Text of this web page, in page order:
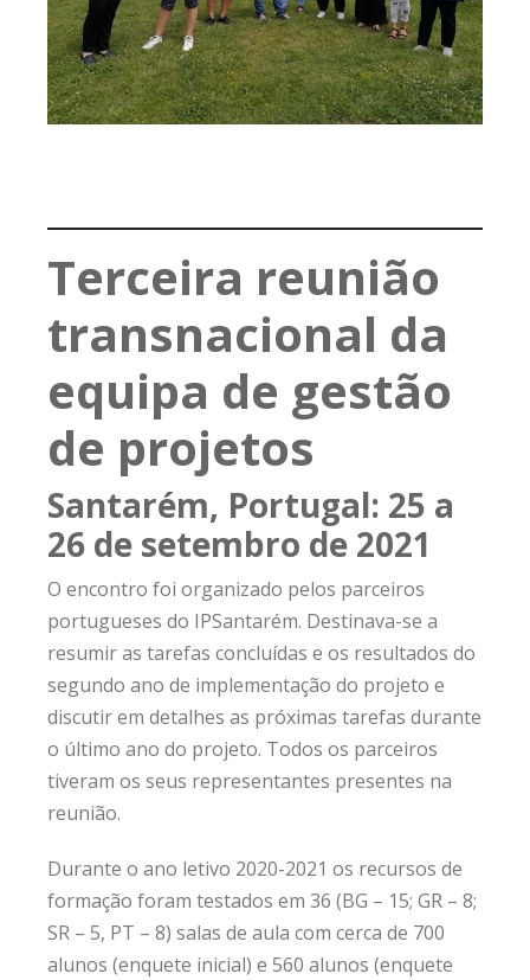
Terceira reunião
transnacional da
equipa de gestão
de projetos
Santarém, Portugal: 25 a
26 de setembro de 2021
O encontro foi organizado pelos parceiros
portugueses do IPSantarém. Destinava-se a
resumir as tarefas concluídas e os resultados do
segundo ano de implementação do projeto e
discutir em detalhes as próximas tarefas durante
o último ano do projeto. Todos os parceiros
tiveram os seus representantes presentes na
reunião.
Durante o ano letivo 2020-2021 os recursos de
formação foram testados em 36 (BG – 15; GR – 8;
SR – 5, PT – 8) salas de aula com cerca de 700
alunos (enquete inicial) e 560 alunos (enquete